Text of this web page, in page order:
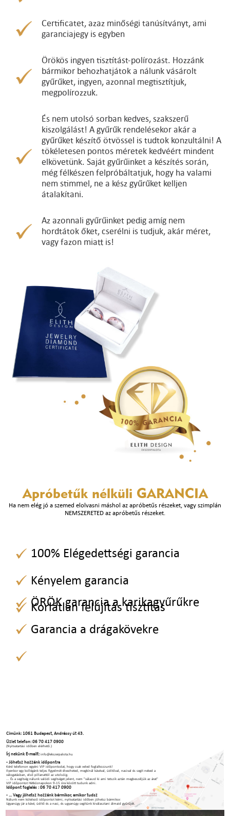
Certificatet, azaz minőségi tanúsítványt, ami
garanciajegy is egyben
Örökös ingyen tisztítást-polírozást. Hozzánk
bármikor behozhatjátok a nálunk vásárolt
gyűrűket, ingyen, azonnal megtisztítjuk,
megpolírozzuk.
És nem utolsó sorban kedves, szakszerű
kiszolgálást! A gyűrűk rendelésekor akár a
gyűrűket készítő ötvössel is tudtok konzultálni! A
tökéletesen pontos méretek kedvéért mindent
elkövetünk. Saját gyűrűinket a készítés során,
még félkészen felpróbáltatjuk, hogy ha valami
nem stimmel, ne a kész gyűrűket kelljen
átalakítani.
Az azonnali gyűrűinket pedig amíg nem
hordtátok őket, cserélni is tudjuk, akár méret,
vagy fazon miatt is!
Apróbetűk nélküli GARANCIA
Ha nem elég jó a szemed elolvasni máshol az apróbetűs részeket, vagy szimplán
NEMSZERETED az apróbetűs részeket.
100% Elégedettségi garancia
Kényelem garancia
Korlátlan felújítás tisztítás
ÖRÖK garancia a karikagyűrűkre
Garancia a drágakövekre
Címünk: 1061 Budapest, Andrássy út 43.
Üzlet telefon: 06 70 417 0900
(Nyitvatartási időben elérhető.)
Írj nekünk E-mailt:info@ekszerpalota.hu
- Jöhetsz hozzánk időpontra
Kérd telefonon egyéni VIP időpontodat, hogy csak veled foglalkozzunk!
Ilyenkor egy kollégánk teljes figyelmét élvezheted, megkínál kávéval, üdítőval, nasival és segít neked a
válogatásban, első pillanattól az utolsóig.
... És a segítség nálunk valódi segítséget jelent, nem "válaszd ki ami tetszik aztán megbeszéljük az árat"
VIP időpontot Hétköznapokon 9-15 óra között tudunk adni.
Időpont foglalás : 06 70 417 0900
- ... Vagy jöhetsz hozzánk bármikor, amikor tudsz
Nálunk nem kötelező időpontot kérni, nyitvatartási időben jöhetsz bármikor.
Ugyanúgy jár a kávé, üdítő és a nasi, és ugyanúgy segítünk kiválasztani álmaid gyűrűjét.